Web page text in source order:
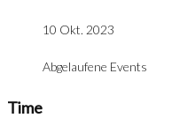
10 Okt. 2023
Abgelaufene Events
Time